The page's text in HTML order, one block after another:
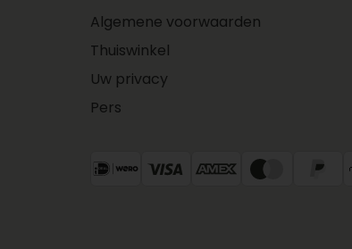
Algemene voorwaarden
Thuiswinkel
Uw privacy
Pers